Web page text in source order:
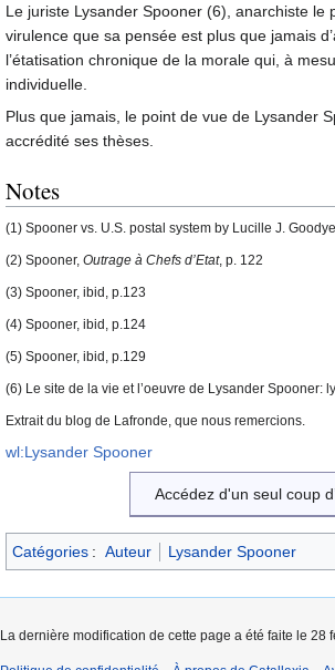
Le juriste Lysander Spooner (6), anarchiste
virulence que sa pensée est plus que jamais
l’étatisation chronique de la morale qui, à
individuelle.
Plus que jamais, le point de vue de Lysander
accrédité ses thèses.
Notes
(1) Spooner vs. U.S. postal system by Lucille J.
(2) Spooner, Outrage à Chefs d’Etat, p. 122
(3) Spooner, ibid, p.123
(4) Spooner, ibid, p.124
(5) Spooner, ibid, p.129
(6) Le site de la vie et l’oeuvre de Lysander Spooner:
Extrait du blog de Lafronde, que nous remercions.
wl:Lysander Spooner
Accédez d'un seul coup
Catégories : Auteur Lysander Spooner
La dernière modification de cette page a été faite le 28